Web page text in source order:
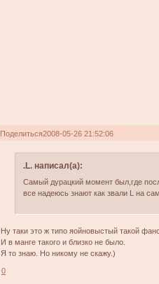
Поделиться2008-05-26 21:52:06
.L. написал(а):
Самый дурацкий момент был,где
все надеюсь знают как звали L на
Ну таки это ж типо яойновыстый такой
И в манге такого и близко не было.
Я то знаю. Но никому не скажу.)
0